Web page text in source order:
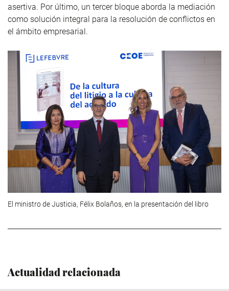
asertiva. Por último, un tercer bloque aborda la mediación
como solución integral para la resolución de conflictos en
el ámbito empresarial.
El ministro de Justicia, Félix Bolaños, en la presentación del libro
Actualidad relacionada